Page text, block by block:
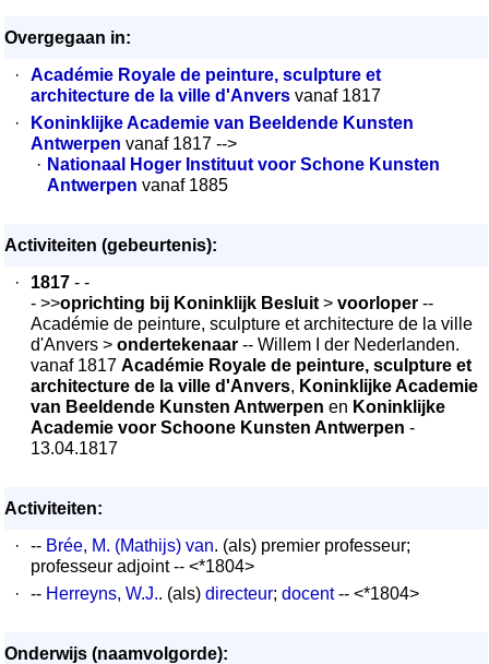
Overgegaan in:
·
Académie Royale de peinture, sculpture et
architecture de la ville d'Anvers vanaf 1817
·
Koninklijke Academie van Beeldende Kunsten
Antwerpen vanaf 1817 -->
· Nationaal Hoger Instituut voor Schone Kunsten
Antwerpen vanaf 1885
Activiteiten (gebeurtenis):
·
1817 - -
- >>oprichting bij Koninklijk Besluit > voorloper --
Académie de peinture, sculpture et architecture de la ville
d'Anvers > ondertekenaar -- Willem I der Nederlanden.
vanaf 1817 Académie Royale de peinture, sculpture et
architecture de la ville d'Anvers, Koninklijke Academie
van Beeldende Kunsten Antwerpen en Koninklijke
Academie voor Schoone Kunsten Antwerpen -
13.04.1817
Activiteiten:
·
-- Brée, M. (Mathijs) van. (als) premier professeur;
professeur adjoint -- <*1804>
·
-- Herreyns, W.J.. (als) directeur; docent-- <*1804>
Onderwijs (naamvolgorde):